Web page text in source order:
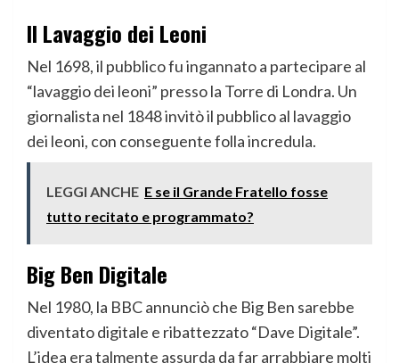
Il Lavaggio dei Leoni
Nel 1698, il pubblico fu ingannato a partecipare al
“lavaggio dei leoni” presso la Torre di Londra. Un
giornalista nel 1848 invitò il pubblico al lavaggio
dei leoni, con conseguente folla incredula.
LEGGI ANCHE E se il Grande Fratello fosse
tutto recitato e programmato?
Big Ben Digitale
Nel 1980, la BBC annunciò che Big Ben sarebbe
diventato digitale e ribattezzato “Dave Digitale”.
L’idea era talmente assurda da far arrabbiare molti